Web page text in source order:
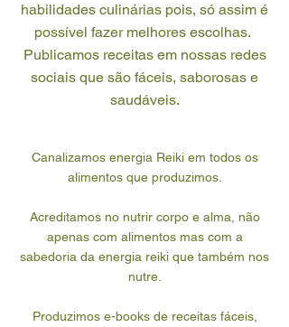
habilidades culinárias pois, só assim é
possível fazer melhores escolhas.
Publicamos receitas em nossas redes
sociais que são fáceis, saborosas e
saudáveis.
Canalizamos energia Reiki em todos os
alimentos que produzimos.
Acreditamos no nutrir corpo e alma, não
apenas com alimentos mas com a
sabedoria da energia reiki que também nos
nutre.
Produzimos e-books de receitas fáceis,